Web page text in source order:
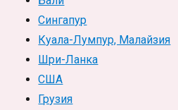
Сингапур
Куала-Лумпур, Малайзия
Шри-Ланка
США
Грузия